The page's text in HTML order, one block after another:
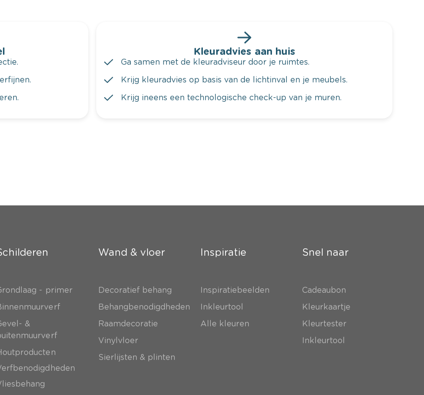
Kleuradvies aan huis
Ga samen met de kleuradviseur door je ruimtes.
Krijg kleuradvies op basis van de lichtinval en je meubels.
Krijg ineens een technologische check-up van je muren.
- primer
&
Wand & vloer
Decoratief behang
Behangbenodigdheden
Raamdecoratie
Vinylvloer
Sierlijsten & plinten
Inspiratie
Inspiratiebeelden
Inkleurtool
Alle kleuren
Snel naar
Cadeaubon
Kleurkaartje
Kleurtester
Inkleurtool